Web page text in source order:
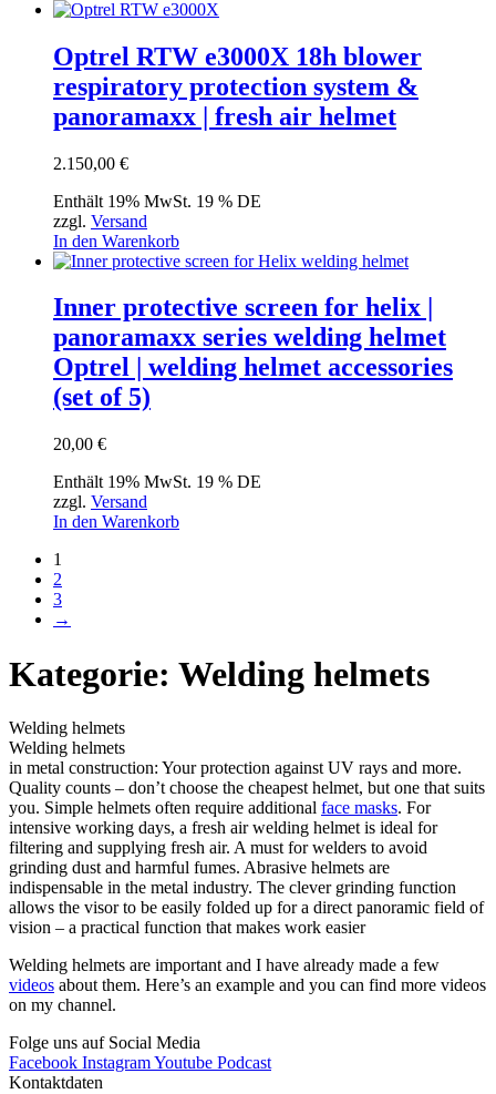
Optrel RTW e3000X 18h blower
respiratory protection system &
panoramaxx | fresh air helmet
2.150,00 €
Enthält 19% MwSt. 19 % DE
zzgl. Versand
In den Warenkorb
Inner protective screen for helix |
panoramaxx series welding helmet
Optrel | welding helmet accessories
(set of 5)
20,00 €
Enthält 19% MwSt. 19 % DE
zzgl. Versand
In den Warenkorb
1
2
3
→
Kategorie: Welding helmets
Welding helmets
Welding helmets
in metal construction: Your protection against UV rays and more.
Quality counts – don’t choose the cheapest helmet, but one that suits
you. Simple helmets often require additional face masks. For
intensive working days, a fresh air welding helmet is ideal for
filtering and supplying fresh air. A must for welders to avoid
grinding dust and harmful fumes. Abrasive helmets are
indispensable in the metal industry. The clever grinding function
allows the visor to be easily folded up for a direct panoramic field of
vision – a practical function that makes work easier
Welding helmets are important and I have already made a few
videos about them. Here’s an example and you can find more videos
on my channel.
Folge uns auf Social Media
Facebook InstagramYoutube Podcast
Kontaktdaten